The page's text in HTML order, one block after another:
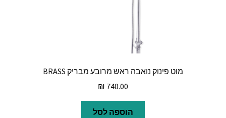
מוט פינוק נואבה ראש מרובע מבריק BRASS
₪ 740.00
הוספה לסל